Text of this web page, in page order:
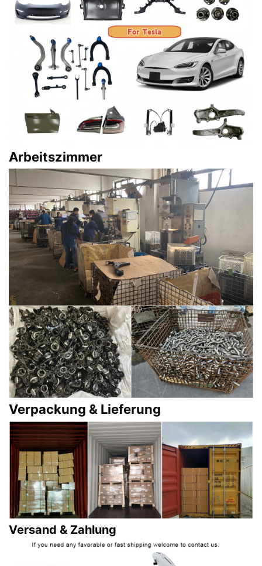
Arbeitszimmer
Verpackung & Lieferung
Versand & Zahlung